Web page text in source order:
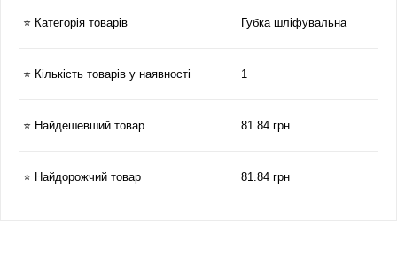
⭐ Категорія товарів Губка шліфувальна
⭐ Кількість товарів у наявності 1
⭐ Найдешевший товар 81.84 грн
⭐ Найдорожчий товар 81.84 грн